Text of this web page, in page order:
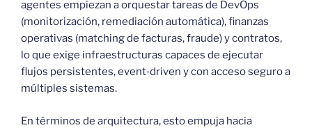
agentes empiezan a orquestar tareas de DevOps
(monitorización, remediación automática), finanzas
operativas (matching de facturas, fraude) y contratos,
lo que exige infraestructuras capaces de ejecutar
flujos persistentes, event‑driven y con acceso seguro a
múltiples sistemas.
En términos de arquitectura, esto empuja hacia